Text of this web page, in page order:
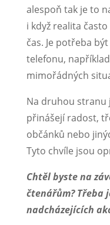
alespoň tak je to
i když realita
čas. Je potřeba
telefonu,
mimořádných
Na druhou stranu
přinášejí radost,
občánků nebo
Tyto chvíle jsou
Chtěl byste na
čtenářům? Třeba
nadcházejících